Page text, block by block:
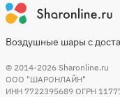
Воздушные шары с
© 2014-2026 Sharonline.ru
ООО "ШАРОНЛАЙН"
ИНН 7722395689 ОГРН